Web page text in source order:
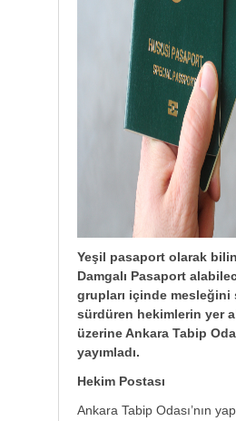
Yeşil pasaport olarak
Damgalı Pasaport
grupları içinde mesleğini
sürdüren hekimlerin yer
üzerine Ankara Tabip
yayımladı.
Hekim Postası
Ankara Tabip Odası’nın